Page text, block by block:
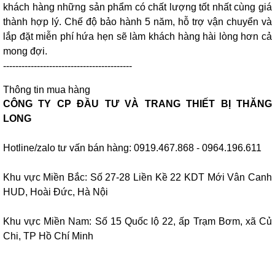
khách hàng những sản phẩm có chất lượng tốt nhất cùng giá
thành hợp lý. Chế độ bảo hành 5 năm, hỗ trợ vận chuyển và
lắp đặt miễn phí hứa hẹn sẽ làm khách hàng hài lòng hơn cả
mong đợi.
------------------------------------------
Thông tin mua hàng
CÔNG TY CP ĐẦU TƯ VÀ TRANG THIẾT BỊ THĂNG
LONG
Hotline/zalo tư vấn bán hàng: 0919.467.868 - 0964.196.611
Khu vực Miền Bắc: Số 27-28 Liền Kề 22 KDT Mới Vân Canh
HUD, Hoài Đức, Hà Nội
Khu vực Miền Nam: Số 15 Quốc lộ 22, ấp Trạm Bơm, xã Củ
Chi, TP Hồ Chí Minh